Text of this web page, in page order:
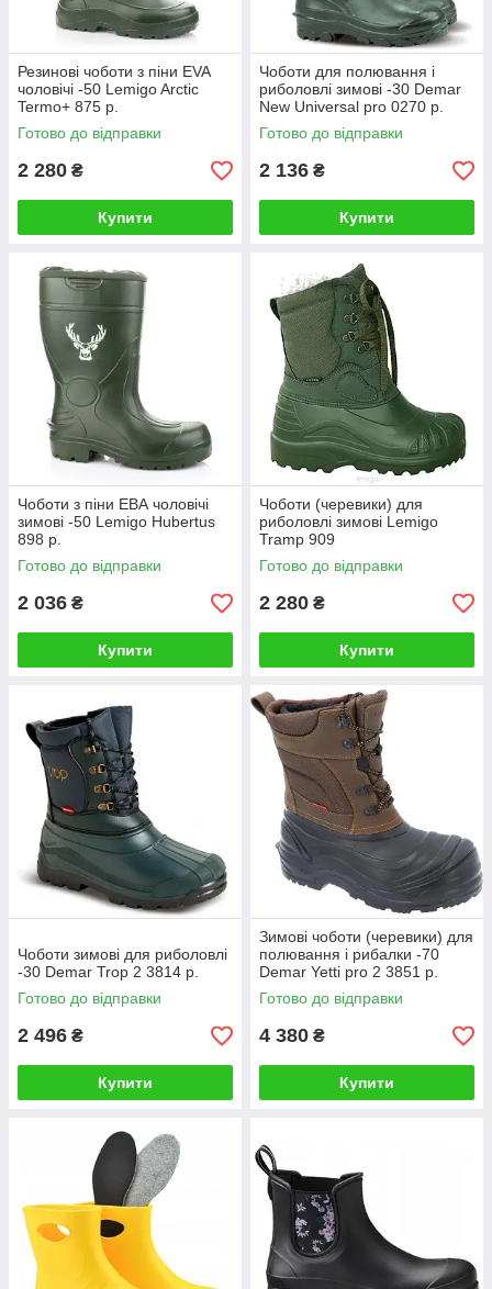
Резинові чоботи з піни EVA
чоловічі -50 Lemigo Arctic
Termo+ 875 р.
Готово до відправки
2 280 ₴
Купити
Чоботи для полювання і
риболовлі зимові -30 Demar
New Universal pro 0270 р.
Готово до відправки
2 136 ₴
Купити
Чоботи з піни ЕВА чоловічі
зимові -50 Lemigo Hubertus
898 р.
Готово до відправки
2 036 ₴
Купити
Чоботи (черевики) для
риболовлі зимові Lemigo
Tramp 909
Готово до відправки
2 280 ₴
Купити
Чоботи зимові для риболовлі
-30 Demar Trop 2 3814 р.
Готово до відправки
2 496 ₴
Купити
Зимові чоботи (черевики) для
полювання і рибалки -70
Demar Yetti pro 2 3851 р.
Готово до відправки
4 380 ₴
Купити